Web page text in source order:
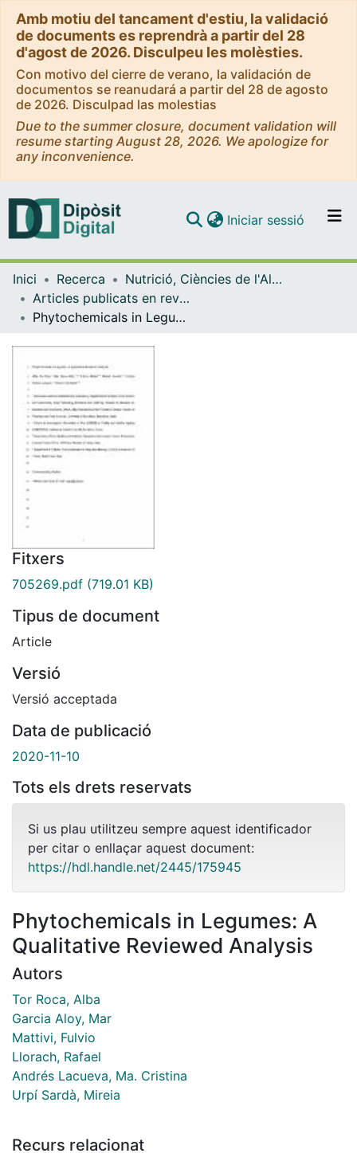
Amb motiu del tancament d'estiu, la validació
de documents es reprendrà a partir del 28
d'agost de 2026. Disculpeu les molèsties.
Con motivo del cierre de verano, la validación de
documentos se reanudará a partir del 28 de agosto
de 2026. Disculpad las molestias
Due to the summer closure, document validation will
resume starting August 28, 2026. We apologize for
any inconvenience.
Navega per tot el DD
Iniciar sessió (current)
Inici Recerca
Nutrició, Ciències de l'Alimentació i Gastronomia
Articles publicats en revistes (Nutrició, Ciències de l'Alimentació i Gastronomia)
Phytochemicals in Legumes: A Qualitative Reviewed Analysis
Fitxers
705269.pdf (719.01 KB)
Tipus de document
Article
Versió
Versió acceptada
Data de publicació
2020-11-10
Tots els drets reservats
Si us plau utilitzeu sempre aquest identificador
per citar o enllaçar aquest document:
https://hdl.handle.net/2445/175945
Phytochemicals in Legumes: A
Qualitative Reviewed Analysis
Autors
Tor Roca, Alba
Garcia Aloy, Mar
Mattivi, Fulvio
Llorach, Rafael
Andrés Lacueva, Ma. Cristina
Urpí Sardà, Mireia
Recurs relacionat